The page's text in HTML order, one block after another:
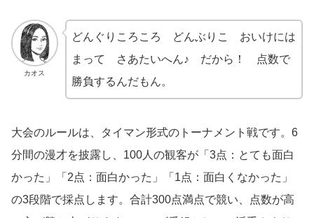
カオス
どんぐりころころ どんぶりこ おいけには
まって さあたいへん♪ だから！ 点数で
勝負するんだもん。
大会のルールは、タイマン形式のトーナメント戦です。6
分間の漫才を披露し、100人の観客が「3点：とても面白
かった」「2点：面白かった」「1点：面白くなかった」
の3段階で採点します。合計300点満点で競い、点数が高